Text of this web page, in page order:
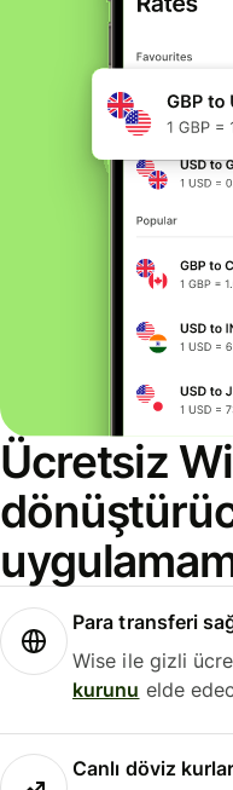
Ücretsiz
Para transferi
Wise ile gizli
kurunu elde
Canlı döviz